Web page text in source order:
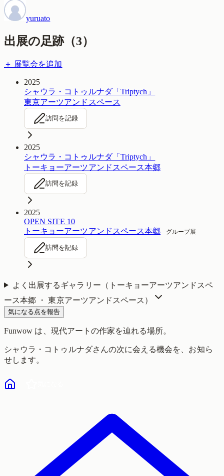
yuruato
出展の足跡（3）
＋ 展覧会を追加
2025
シャウラ・コトゥルナダ「Triptych」
東京アーツアンドスペース
訪問を記録
2025
シャウラ・コトゥルナダ「Triptych」
トーキョーアーツアンドスペース本郷
訪問を記録
2025
OPEN SITE 10
トーキョーアーツアンドスペース本郷
グループ展
訪問を記録
よく出展するギャラリー（ トーキョーアーツアンドスペ
ース本郷 ・ 東京アーツアンドスペース ）
気になる点を報告
Funwow は、現代アートの作家を辿れる場所。
シャウラ・コトゥルナダさんの次に会える機会を、お知ら
せします。